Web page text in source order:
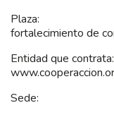
Plaza:
fortalecimiento de
Entidad que
Sede: